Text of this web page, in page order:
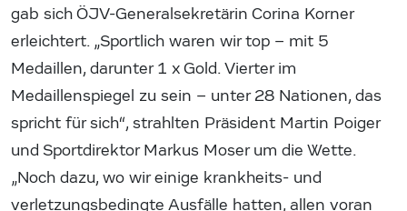
gab sich ÖJV-Generalsekretärin Corina Korner
erleichtert. „Sportlich waren wir top – mit 5
Medaillen, darunter 1 x Gold. Vierter im
Medaillenspiegel zu sein – unter 28 Nationen, das
spricht für sich“, strahlten Präsident Martin Poiger
und Sportdirektor Markus Moser um die Wette.
„Noch dazu, wo wir einige krankheits- und
verletzungsbedingte Ausfälle hatten, allen voran